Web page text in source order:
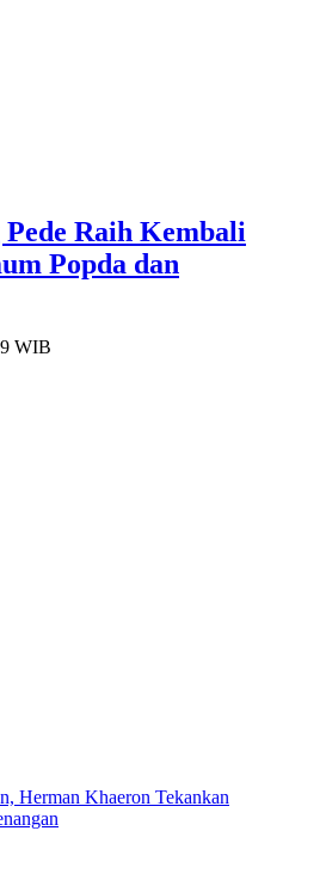
Raih Kembali
Popda dan
WIB
Herman Khaeron Tekankan